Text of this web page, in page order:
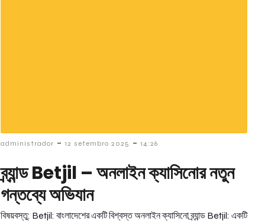
administrador - 12 setembro 2025 - 14:26
ব্র্যান্ড Betjil – অনলাইন ক্যাসিনোর নতুন
গন্তব্যে অভিযান
বিষয়বস্তু: Betjil: বাংলাদেশের একটি বিশ্বস্ত অনলাইন ক্যাসিনো ব্র্যান্ড Betjil: একটি